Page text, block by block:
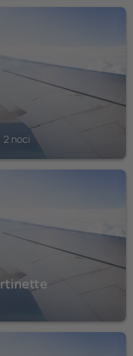
2 noci